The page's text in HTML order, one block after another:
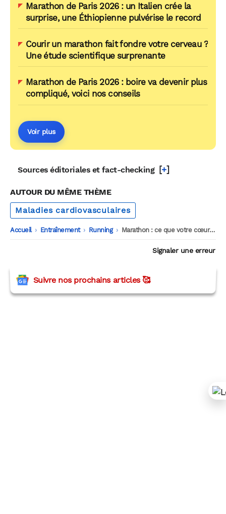
Marathon de Paris 2026 : un Italien crée la
surprise, une Éthiopienne pulvérise le record
Courir un marathon fait fondre votre cerveau ?
Une étude scientifique surprenante
Marathon de Paris 2026 : boire va devenir plus
compliqué, voici nos conseils
Voir plus
Sources éditoriales et fact-checking [+]
AUTOUR DU MÊME THÈME
Maladies cardiovasculaires
Accueil -
Entraînement -
Running -
Marathon : ce que votre cœur subit vraiment à l’arrivée
Signaler une erreur
Suivre nos prochains articles 🥰